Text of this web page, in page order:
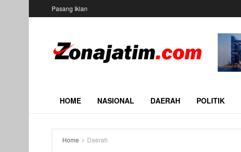
Pasang Iklan
HOME NASIONAL DAERAH POLITIK
Home Daerah